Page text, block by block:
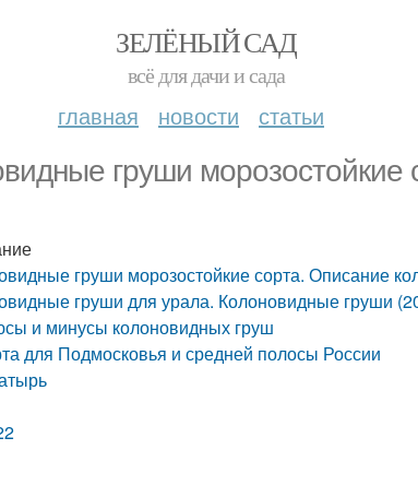
ЗЕЛЁНЫЙ САД
всё для дачи и сада
главная новости статьи
груши морозостойкие
груши морозостойкие сорта. Описание
груши для урала. Колоновидные груши
и минусы колоновидных груш
для Подмосковья и средней полосы России